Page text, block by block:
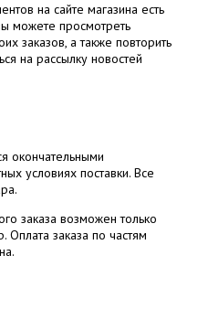
на сайте магазина есть
можете просмотреть
заказов, а также повторить
на рассылку новостей
окончательными
условиях поставки. Все
заказа возможен только
заказа по частям